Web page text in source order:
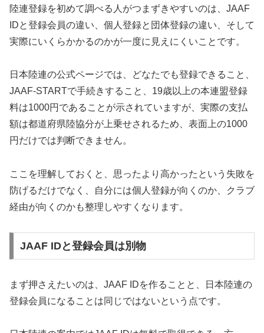
陸連登録を初めて調べる人がつまずきやすいのは、JAAF
IDと登録会員の違い、個人登録と団体登録の違い、そして
実際にいくらかかるのかが一度に見えにくいことです。
日本陸連の公式ページでは、どなたでも登録できること、
JAAF-STARTで手続きすること、19歳以上の本連盟登録
料は1000円であることが示されていますが、実際の支払
額は都道府県陸協分が上乗せされるため、表面上の1000
円だけでは判断できません。
ここを理解しておくと、思ったより高かったという失敗を
防げるだけでなく、自分には個人登録が向くのか、クラブ
経由が向くのかも整理しやすくなります。
JAAF IDと登録会員は別物
まず押さえたいのは、JAAF IDを作ることと、日本陸連の
登録会員になることは同じではないという点です。